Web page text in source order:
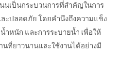
นเป็นกระบวนการที่สำคัญในการ
ะปลอดภัย โดยคำนึงถึงความแข็ง
ำหนัก และการระบายน้ำ เพื่อให้
นที่ยาวนานและใช้งานได้อย่างมี